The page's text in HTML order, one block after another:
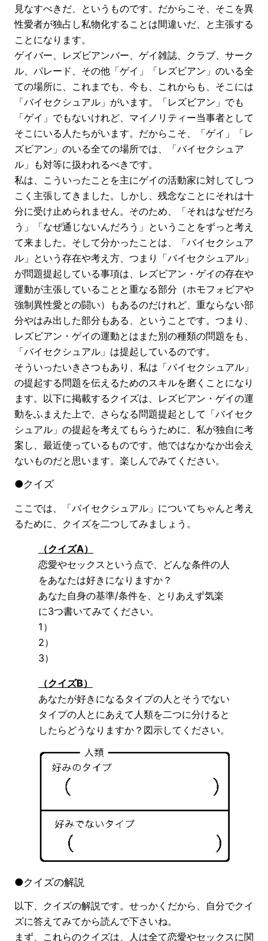
見なすべきだ、というものです。だからこそ、そこを異
性愛者が独占し私物化することは間違いだ、と主張する
ことになります。
ゲイバー、レズビアンバー、ゲイ雑誌、クラブ、サーク
ル、パレード、その他「ゲイ」「レズビアン」のいる全
ての場所に、これまでも、今も、これからも、そこには
「バイセクシュアル」がいます。「レズビアン」でも
「ゲイ」でもないけれど、マイノリティー当事者として
そこにいる人たちがいます。だからこそ、「ゲイ」「レ
ズビアン」のいる全ての場所では、「バイセクシュア
ル」も対等に扱われるべきです。
私は、こういったことを主にゲイの活動家に対してしつ
こく主張してきました。しかし、残念なことにそれは十
分に受け止められません。そのため、「それはなぜだろ
う」「なぜ通じないんだろう」ということをずっと考え
て来ました。そして分かったことは、「バイセクシュア
ル」という存在や考え方、つまり「バイセクシュアル」
が問題提起している事項は、レズビアン・ゲイの存在や
運動が主張していることと重なる部分（ホモフォビアや
強制異性愛との闘い）もあるのだけれど、重ならない部
分やはみ出した部分もある、ということです。つまり、
レズビアン・ゲイの運動とはまた別の種類の問題をも、
「バイセクシュアル」は提起しているのです。
そういったいきさつもあり、私は「バイセクシュアル」
の提起する問題を伝えるためのスキルを磨くことになり
ます。以下に掲載するクイズは、レズビアン・ゲイの運
動をふまえた上で、さらなる問題提起として「バイセク
シュアル」の提起を考えてもらうために、私が独自に考
案し、最近使っているものです。他ではなかなか出会え
ないものだと思います。楽しんでみてください。
●クイズ
ここでは、「バイセクシュアル」についてちゃんと考え
るために、クイズを二つしてみましょう。
（クイズA）
恋愛やセックスという点で、どんな条件の人
をあなたは好きになりますか？
あなた自身の基準/条件を、とりあえず気楽
に3つ書いてみてください。
1）
2）
3）
（クイズB）
あなたが好きになるタイプの人とそうでない
タイプの人とにあえて人類を二つに分けると
したらどうなりますか？図示してください。
●クイズの解説
以下、クイズの解説です。せっかくだから、自分でクイ
ズに答えてみてから読んで下さいね。
まず、これらのクイズは、人は全て恋愛やセックスに関